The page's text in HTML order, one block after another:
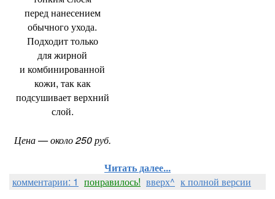
перед нанесением
обычного ухода.
Подходит только
для жирной
и комбинированной
кожи, так как
подсушивает верхний
слой.
Цена — около 250 руб.
Читать далее...
комментарии: 1 понравилось! вверх^ к полной версии